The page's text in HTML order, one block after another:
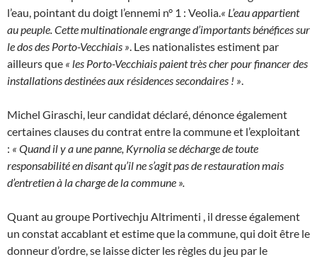
l’eau, pointant du doigt l’ennemi n° 1 : Veolia.« L’eau appartient
au peuple. Cette multinationale engrange d’importants bénéfices sur
le dos des Porto-Vecchiais ». Les nationalistes estiment par
ailleurs que « les Porto-Vecchiais paient très cher pour financer des
installations destinées aux résidences secondaires ! ».
Michel Giraschi, leur candidat déclaré, dénonce également
certaines clauses du contrat entre la commune et l’exploitant
: « Quand il y a une panne, Kyrnolia se décharge de toute
responsabilité en disant qu’il ne s’agit pas de restauration mais
d’entretien à la charge de la commune ».
Quant au groupe Portivechju Altrimenti , il dresse également
un constat accablant et estime que la commune, qui doit être le
donneur d’ordre, se laisse dicter les règles du jeu par le